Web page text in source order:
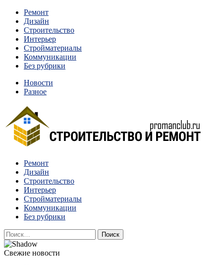
Перейти
содержимому
Ремонт
Дизайн
Строительство
Интерьер
Стройматериалы
Коммуникации
Без рубрики
Новости
Разное
Строительство и ремонт
Квартиры и дома, в которых живут разные люди, очень
отличаются между собой.
Ремонт
Дизайн
Строительство
Интерьер
Стройматериалы
Коммуникации
Без рубрики
Найти:
Свежие новости